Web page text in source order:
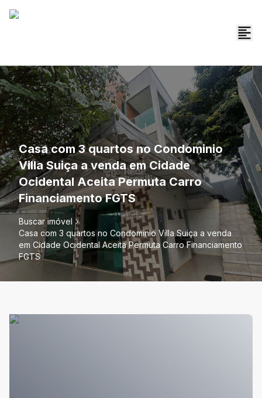
Casa com 3 quartos no Condominio
Villa Suiça a venda em Cidade
Ocidental Aceita Permuta Carro
Financiamento FGTS
Buscar imóvel
Casa com 3 quartos no Condominio Villa Suiça a venda
em Cidade Ocidental Aceita Permuta Carro Financiamento
FGTS